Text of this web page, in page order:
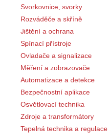
Svorkovnice, svorky
Rozváděče a skříně
Jištění a ochrana
Spínací přístroje
Ovladače a signalizace
Měření a zobrazovače
Automatizace a detekce
Bezpečnostní aplikace
Osvětlovací technika
Zdroje a transformátory
Tepelná technika a regulace